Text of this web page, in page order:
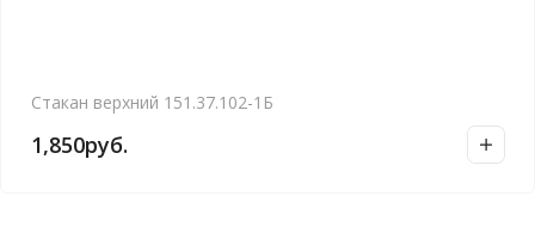
Стакан верхний 151.37.102-1Б
1,850руб.